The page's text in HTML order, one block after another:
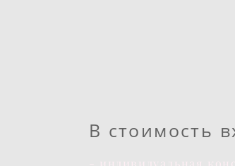
В стоимость
- индивидуальная